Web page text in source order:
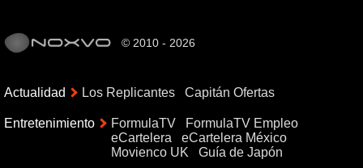
© 2010 - 2026
Actualidad Los Replicantes Capitán Ofertas
Entretenimiento FormulaTV
FormulaTV Empleo
eCartelera
eCartelera México
Movienco UK
Guía de Japón